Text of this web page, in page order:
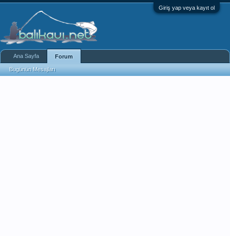
Giriş yap veya kayıt ol
Ana Sayfa Forum
Bugünün Mesajları